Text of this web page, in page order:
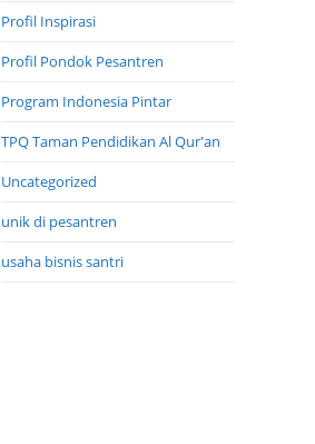
Profil Inspirasi
Profil Pondok Pesantren
Program Indonesia Pintar
TPQ Taman Pendidikan Al Qur'an
Uncategorized
unik di pesantren
usaha bisnis santri